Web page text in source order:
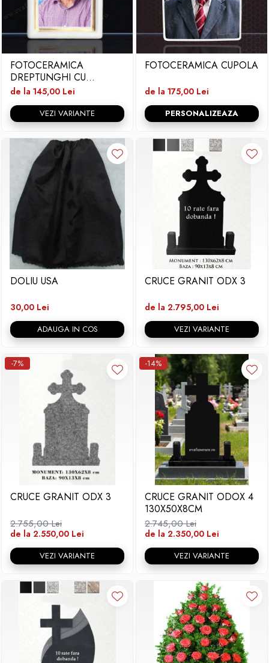
FOTOCERAMICA
DREPTUNGHI CU
BORDURA SI FIR
de la 145,00 Lei
VEZI VARIANTE
FOTOCERAMICA CUPOLA
de la 175,00 Lei
PERSONALIZEAZA
DOLIU USA
30,00 Lei
ADAUGA IN COS
CRUCE GRANIT ODX 3
de la 2.795,00 Lei
VEZI VARIANTE
-7%
CRUCE GRANIT ODX 3
2.755,00 Lei
de la 2.550,00 Lei
VEZI VARIANTE
-14%
CRUCE GRANIT ODOX 4
130X50X8CM
2.745,00 Lei
de la 2.350,00 Lei
VEZI VARIANTE